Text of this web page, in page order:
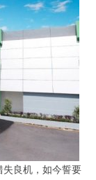
良机，如今誓要